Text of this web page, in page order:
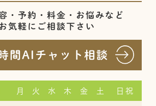
・予約・料金・お悩みなど
気軽にご相談下さい
間AIチャット相談
月 火 水 木 金 土 日祝
せ
本睡眠学会総会に出席のため休